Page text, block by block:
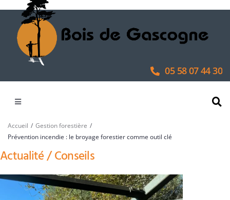
05 58 07 44 30
Accueil / Gestion forestière /
Prévention incendie : le broyage forestier comme outil clé
Actualité / Conseils